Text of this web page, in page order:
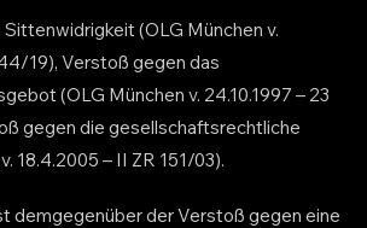
(OLG München v.
19), Verstoß gegen das
(OLG München v. 24.10.1997 – 23
gegen die gesellschaftsrechtliche
18.4.2005 – II ZR 151/03).
demgegenüber der Verstoß gegen eine